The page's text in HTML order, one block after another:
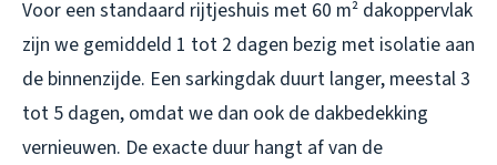
Voor een standaard rijtjeshuis met 60 m² dakoppervlak
zijn we gemiddeld 1 tot 2 dagen bezig met isolatie aan
de binnenzijde. Een sarkingdak duurt langer, meestal 3
tot 5 dagen, omdat we dan ook de dakbedekking
vernieuwen. De exacte duur hangt af van de